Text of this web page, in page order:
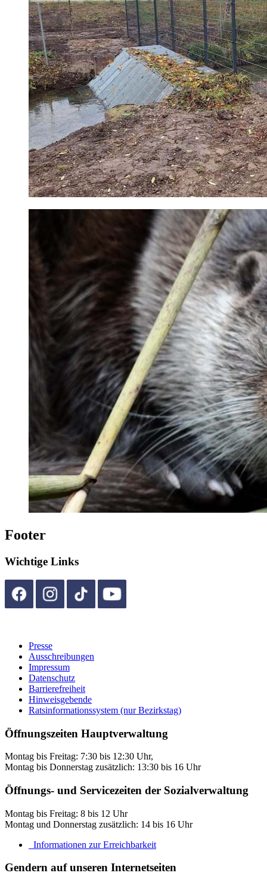
Footer
Wichtige Links
Presse
Ausschreibungen
Impressum
Datenschutz
Barrierefreiheit
Hinweisgebende
Ratsinformationssystem (nur Bezirkstag)
Öffnungszeiten Hauptverwaltung
Montag bis Freitag: 7:30 bis 12:30 Uhr,
Montag bis Donnerstag zusätzlich: 13:30 bis 16 Uhr
Öffnungs- und Servicezeiten der Sozialverwaltung
Montag bis Freitag: 8 bis 12 Uhr
Montag und Donnerstag zusätzlich: 14 bis 16 Uhr
Informationen zur Erreichbarkeit
Gendern auf unseren Internetseiten